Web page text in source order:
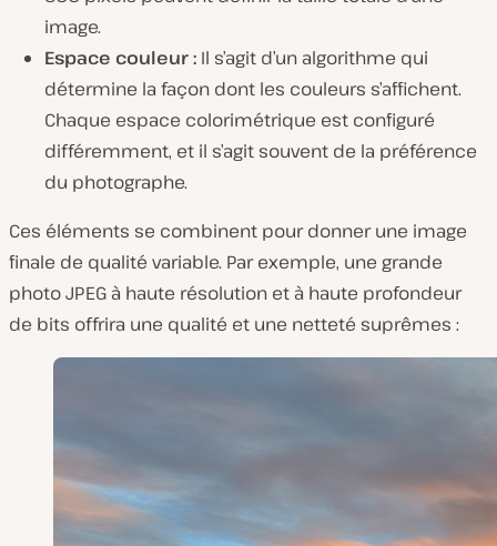
image.
Espace couleur : Il s’agit d’un algorithme qui
détermine la façon dont les couleurs s’affichent.
Chaque espace colorimétrique est configuré
différemment, et il s’agit souvent de la préférence
du photographe.
Ces éléments se combinent pour donner une image
finale de qualité variable. Par exemple, une grande
photo JPEG à haute résolution et à haute profondeur
de bits offrira une qualité et une netteté suprêmes :